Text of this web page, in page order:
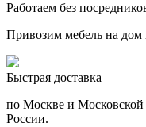
Работаем без
Привозим мебель на дом
Быстрая доставка
по Москве и Московской
России.